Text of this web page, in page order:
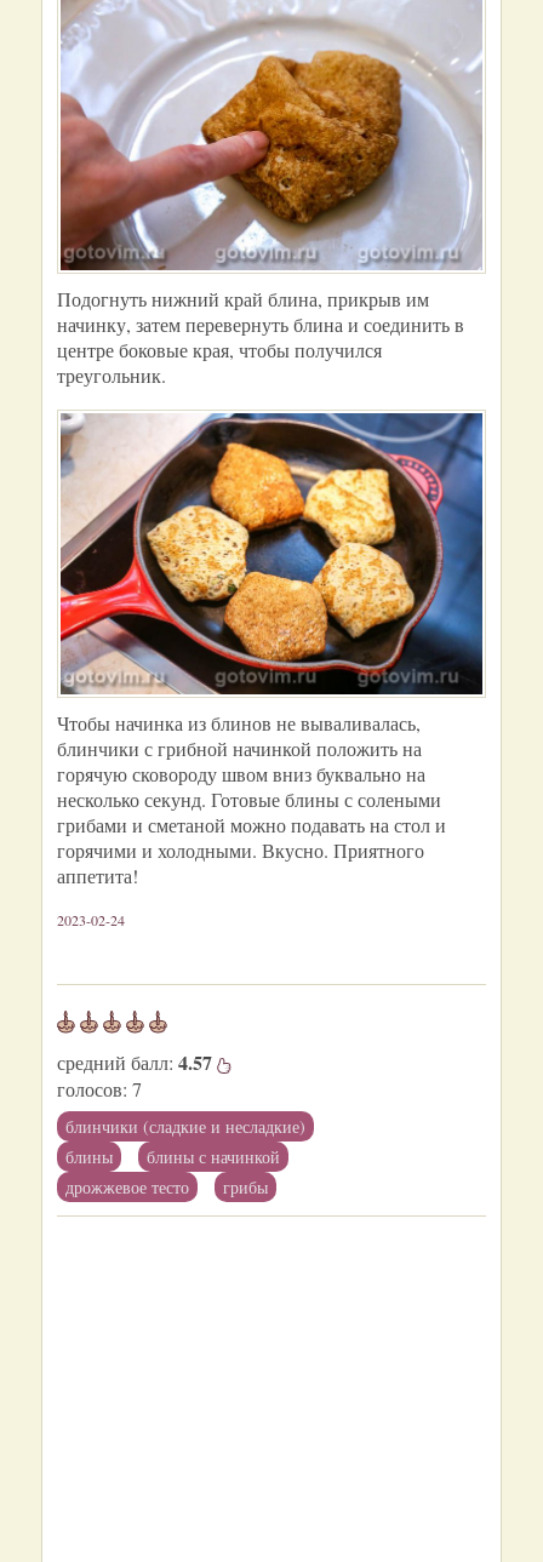
Подогнуть нижний край блина, прикрыв им
начинку, затем перевернуть блина и соединить в
центре боковые края, чтобы получился
треугольник.
Чтобы начинка из блинов не вываливалась,
блинчики с грибной начинкой положить на
горячую сковороду швом вниз буквально на
несколько секунд. Готовые блины с солеными
грибами и сметаной можно подавать на стол и
горячими и холодными. Вкусно. Приятного
аппетита!
2023-02-24
средний балл: 4.57
голосов: 7
блинчики (сладкие и несладкие)
блины
блины с начинкой
дрожжевое тесто
грибы